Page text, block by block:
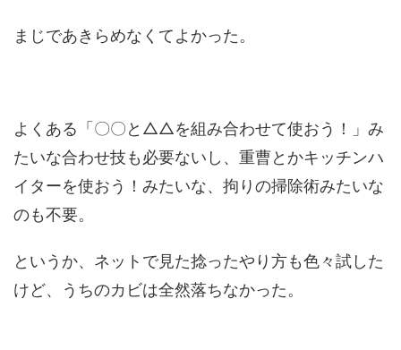
まじであきらめなくてよかった。
よくある「〇〇と△△を組み合わせて使おう！」み
たいな合わせ技も必要ないし、重曹とかキッチンハ
イターを使おう！みたいな、拘りの掃除術みたいな
のも不要。
というか、ネットで見た捻ったやり方も色々試した
けど、うちのカビは全然落ちなかった。